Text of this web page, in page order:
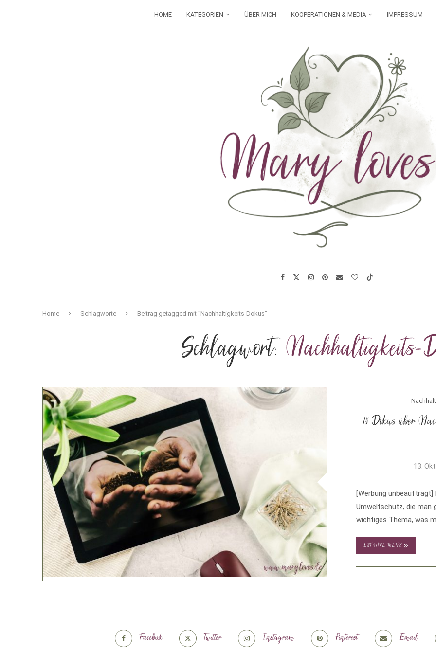
HOME KATEGORIEN ÜBER MICH KOOPERATIONEN & MEDIA IMPRESSUM
Home Schlagworte Beitrag getagged mit "Nachhaltigkeits-Dokus"
Schlagwort:Nachhaltigkeits-
18 Dokus über
13.
[Werbung unbeauftragt]
Umweltschutz, die man
wichtiges Thema, was
ERFAHRE MEHR
Facebook Twitter Instagram Pinterest Email